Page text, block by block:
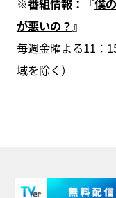
※番組情報：『僕
が悪いの？』
毎週金曜よる11：
域を除く）